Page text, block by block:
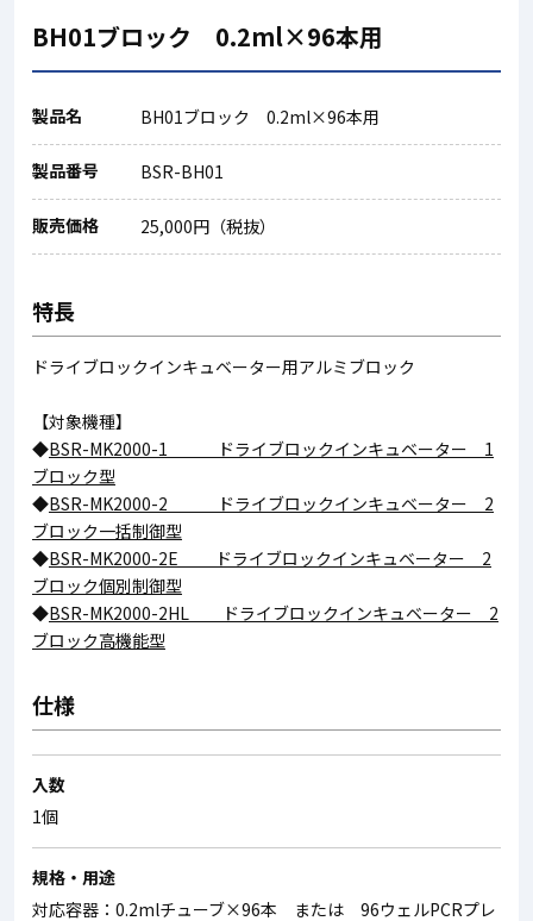
BH01ブロック 0.2ml×96本用
製品名 BH01ブロック 0.2ml×96本用
製品番号 BSR-BH01
販売価格 25,000円（税抜）
特長
ドライブロックインキュベーター用アルミブロック
【対象機種】
◆BSR-MK2000-1 ドライブロックインキュベーター 1
ブロック型
◆BSR-MK2000-2 ドライブロックインキュベーター 2
ブロック一括制御型
◆BSR-MK2000-2E ドライブロックインキュベーター 2
ブロック個別制御型
◆BSR-MK2000-2HL ドライブロックインキュベーター 2
ブロック高機能型
仕様
入数
1個
規格・用途
対応容器：0.2mlチューブ×96本 または 96ウェルPCRプレ